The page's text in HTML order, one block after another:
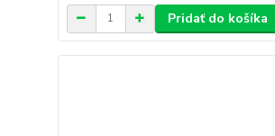
Pridať do košíka